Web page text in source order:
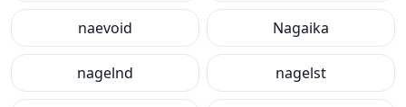
naevoid Nagaika
nagelnd nagelst